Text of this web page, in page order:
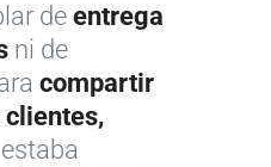
de entrega
ni de
compartir
clientes,